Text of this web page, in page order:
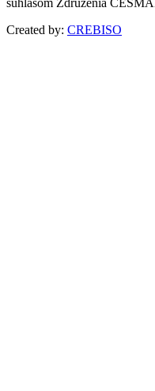
Created by: CREBISO